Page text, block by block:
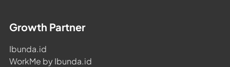
Growth Partner
Ibunda.id
WorkMe by Ibunda.id